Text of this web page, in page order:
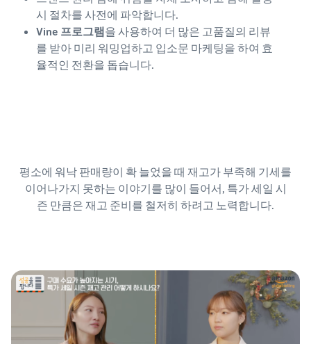
시 절차를 사전에 파악합니다.
Vine 프로그램을 사용하여 더 많은 고품질의 리뷰
를 받아 미리 워밍업하고 입소문 마케팅을 하여 효
율적인 전환을 돕습니다.
평소에 워낙 판매량이 확 늘었을 때 재고가 부족해 기세를
이어나가지 못하는 이야기를 많이 들어서, 특가 세일 시
즌 만큼은 재고 준비를 철저히 하려고 노력합니다.